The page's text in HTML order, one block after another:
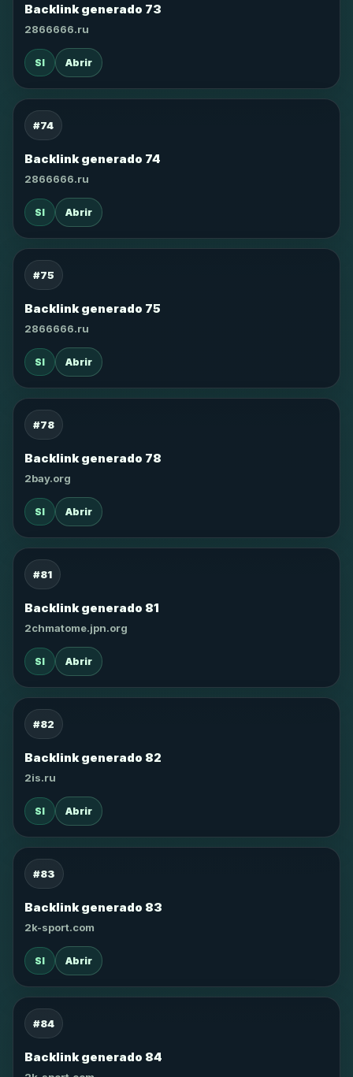
Backlink generado 73
2866666.ru
SI Abrir
#74
Backlink generado 74
2866666.ru
SI Abrir
#75
Backlink generado 75
2866666.ru
SI Abrir
#78
Backlink generado 78
2bay.org
SI Abrir
#81
Backlink generado 81
2chmatome.jpn.org
SI Abrir
#82
Backlink generado 82
2is.ru
SI Abrir
#83
Backlink generado 83
2k-sport.com
SI Abrir
#84
Backlink generado 84